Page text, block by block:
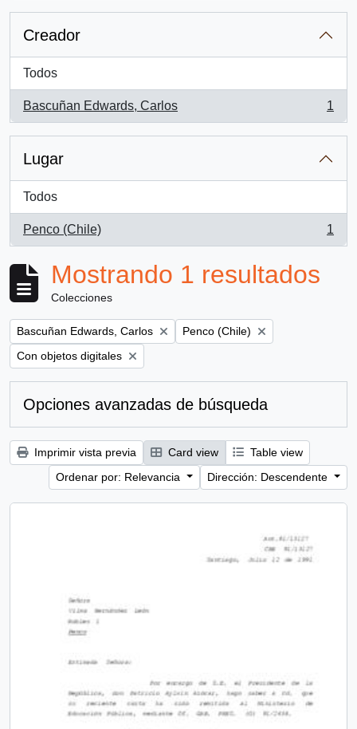
Creador
Todos
Bascuñan Edwards, Carlos
, 1 resultados
1
Lugar
Todos
Penco (Chile)
, 1 resultados
1
Mostrando 1 resultados
Colecciones
Remove filter:
Bascuñan Edwards, Carlos Remove filter:
Penco (Chile)
Remove filter:
Con objetos digitales
Opciones avanzadas de búsqueda
Imprimir vista previa Card view
Table view
Ordenar por: Relevancia
Dirección: Descendente